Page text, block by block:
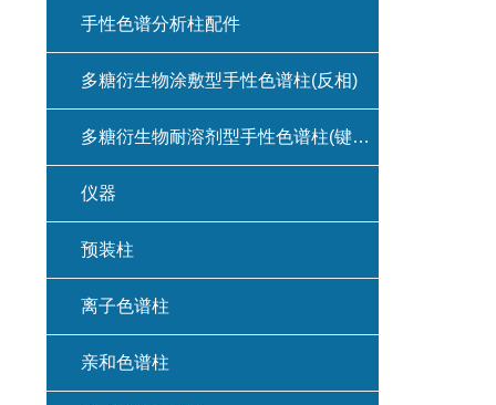
手性色谱分析柱配件
多糖衍生物涂敷型手性色谱柱(反相)
多糖衍生物耐溶剂型手性色谱柱(键合型手性色谱柱)
仪器
预装柱
离子色谱柱
亲和色谱柱